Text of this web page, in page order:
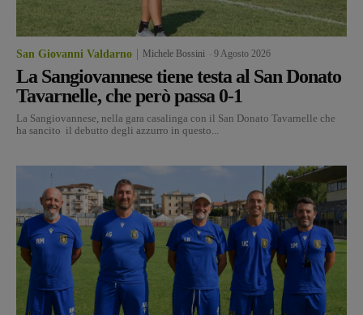
San Giovanni Valdarno Michele Bossini 9 Agosto 2026
La Sangiovannese tiene testa al San Donato
Tavarnelle, che però passa 0-1
La Sangiovannese, nella gara casalinga con il San Donato Tavarnelle che
ha sancito il debutto degli azzurro in questo...